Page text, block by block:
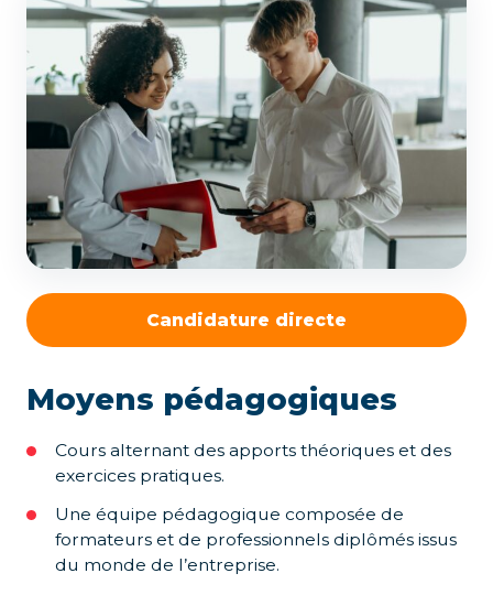
Candidature directe
Moyens pédagogiques
Cours alternant des apports théoriques et des
exercices pratiques.
Une équipe pédagogique composée de
formateurs et de professionnels diplômés issus
du monde de l’entreprise.